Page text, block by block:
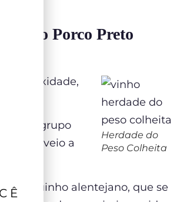
o Porco Preto
Herdade do
Peso Colheita
do grupo
que veio a
porquinho alentejano, que se